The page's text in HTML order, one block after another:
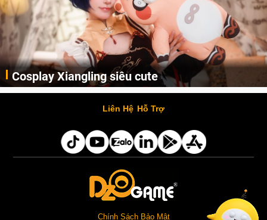
Cosplay Xiangling siêu cute
Cùng thưởng thức những hình ảnh cosplay Xiangling trong Genshin Impact siêu dễ thương của người dùng Weibo "阿包也是兔娘"
Liên Hệ Hỗ Trợ
Chính Sách Bảo Mật